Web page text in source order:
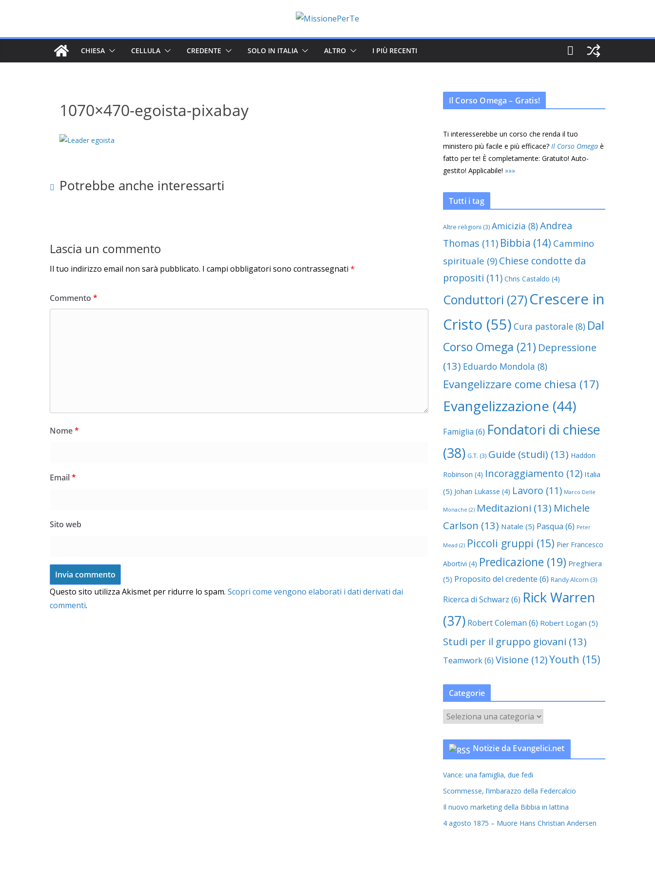
CHIESA CELLULA CREDENTE SOLO IN ITALIA ALTRO I PIÙ RECENTI
1070×470-egoista-pixabay
Potrebbe anche interessarti
Lascia un commento
Il tuo indirizzo email non sarà pubblicato. I campi obbligatori sono contrassegnati *
Commento *
Nome*
Email*
Sito web
Questo sito utilizza Akismet per ridurre lo spam. Scopri come vengono elaborati i dati derivati dai
commenti.
Il Corso Omega – Gratis!
Ti interesserebbe un corso che renda il tuo
ministero più facile e più efficace? Il Corso Omega è
fatto per te! È completamente: Gratuito! Auto-
gestito! Applicabile! »»»
Tutti i tag
Altre religioni (3) Amicizia (8)Andrea
Thomas (11) Bibbia (14) Cammino
spirituale (9) Chiese condotte da
propositi (11) Chris Castaldo (4)
Conduttori (27) Crescere in
Cristo (55) Cura pastorale (8) Dal
Corso Omega (21) Depressione
(13) Eduardo Mondola (8)
Evangelizzare come chiesa (17)
Evangelizzazione (44)
Famiglia (6) Fondatori di chiese
(38) G.T. (3) Guide (studi) (13) Haddon
Robinson (4) Incoraggiamento (12) Italia
(5) Johan Lukasse (4) Lavoro (11) Marco Delle
Monache (2) Meditazioni (13) Michele
Carlson (13) Natale (5) Pasqua (6) Peter
Mead (2) Piccoli gruppi (15) Pier Francesco
Abortivi (4) Predicazione (19) Preghiera
(5) Proposito del credente (6) Randy Alcorn (3)
Ricerca di Schwarz (6) Rick Warren
(37) Robert Coleman (6) Robert Logan (5)
Studi per il gruppo giovani (13)
Teamwork(6) Visione (12)Youth (15)
Categorie
a
t
o
r
e
Notizie da Evangelici.net
Vance: una famiglia, due fedi
Scommesse, l’imbarazzo della Federcalcio
Il nuovo marketing della Bibbia in lattina
4 agosto 1875 – Muore Hans Christian Andersen